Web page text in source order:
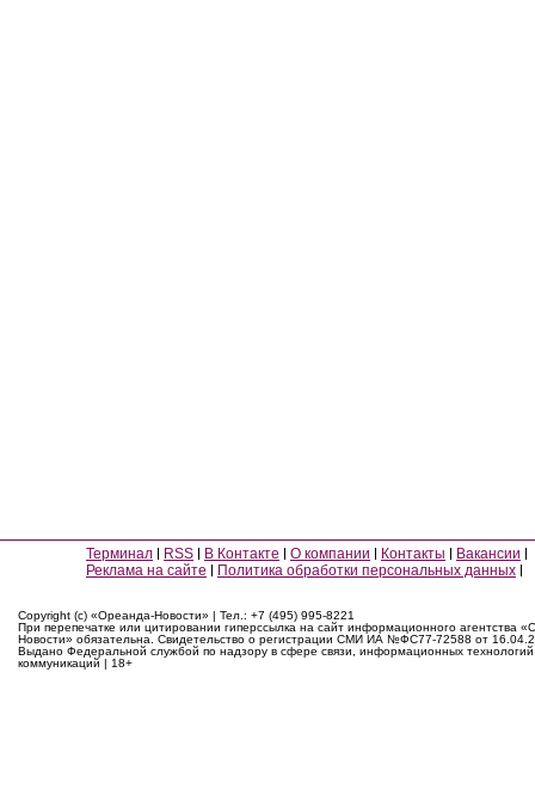
Терминал RSS В Контакте О компании Контакты
Вакансии
Реклама на сайте
Политика обработки персональных данных
Copyright (c) «Ореанда-Новости» | Тел.: +7 (495) 995-8221
При перепечатке или цитировании гиперссылка на сайт информационного агентства
Новости» обязательна. Свидетельство о регистрации СМИ ИА №ФС77-72588 от
Выдано Федеральной службой по надзору в сфере связи, информационных
коммуникаций | 18+